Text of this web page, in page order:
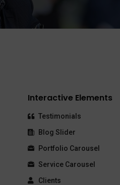
Interactive Elements
Testimonials
Blog Slider
Portfolio Carousel
Service Carousel
Clients